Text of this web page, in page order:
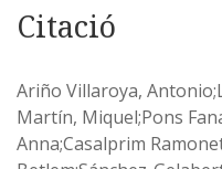
Citació
Ariño Villaroya,
Martín, Miquel;Pons
Anna;Casalprim